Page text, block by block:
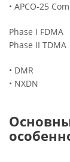
• APCO-25
Phase I FDMA
Phase II TDMA
• DMR
• NXDN